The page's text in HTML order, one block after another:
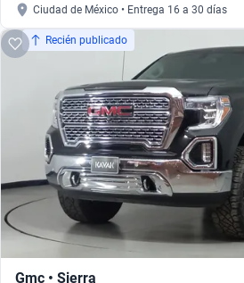
Ciudad de México • Entrega 16 a 30 días
Recién publicado
Gmc • Sierra